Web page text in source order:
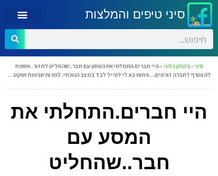
סיני טיפים והמלצות
סיני » ביטחון בסיני »היי חברים.התחלתי את המסע עם חבר..שהחליט לחזור..אשמח
להצטרף לחברה זורמים…פחות בא לי לטייל לבד במצב הנוכחי. למרות שבטוח ושקט…
היי חברים.התחלתי את
המסע עם
חבר..שהחליט